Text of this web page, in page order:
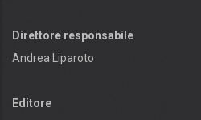
Direttore responsabile
Andrea Liparoto
Editore